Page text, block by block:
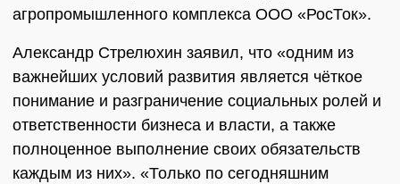
агропромышленного комплекса ООО «РосТок».
Александр Стрелюхин заявил, что «одним из
важнейших условий развития является чёткое
понимание и разграничение социальных ролей и
ответственности бизнеса и власти, а также
полноценное выполнение своих обязательств
каждым из них». «Только по сегодняшним